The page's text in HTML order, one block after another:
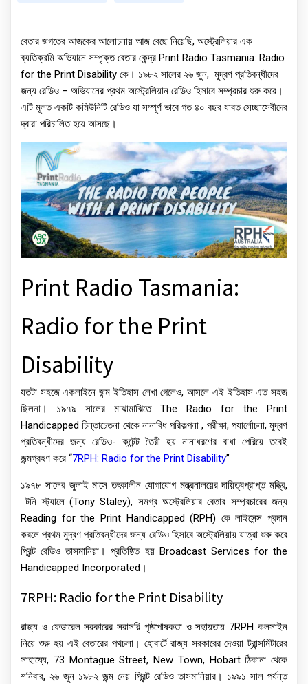
বেতার জগতের আজকের আলোচনায় আজ বেছে নিয়েছি, অস্ট্রেলিয়ার এক
ব্যতিক্রমি অভিযানে সম্পৃক্ত বেতার কেন্দ্র Print Radio Tasmania: Radio
for the Print Disability কে। ১৯৮২ সালের ২৬ জুন, মুদ্রণ প্রতিবন্ধীদের
জন্য রেডিও – অভিযানের প্রথম অস্ট্রেলিয়ান রেডিও হিসাবে সম্প্রচার শুরু করে।
এটি মূলত একটি কমিউনিটি রেডিও যা সম্পূর্ণ ভাবে গত ৪০ বছর যাবত সেচ্ছাসেবীদের
দ্বারা পরিচালিত হয়ে আসছে।
Print Radio Tasmania:
Radio for the Print
Disability
যতটা সহজে একলাইনে জন্ম ইতিহাস লেখা গেলেও, আসলে এই ইতিহাস এত সহজ
ছিলনা। ১৯৭৯ সালের মাঝামাঝিতে The Radio for the Print
Handicapped চিন্তাচেতনা থেকে নানাবিধ পরিকল্পনা , পরীক্ষা, পযার্লোচনা, মুদ্রণ
প্রতিবন্ধীদের জন্য রেডিও- কন্টেন্ট তৈরী হয় নানাধরণের বাধা পেরিয়ে তবেই
জন্মগ্রহণ করে “7RPH: Radio for the Print Disability”
১৯৭৮ সালের জুলাই মাসে তৎকালীন যোগাযোগ মন্ত্রনালয়ের দায়িত্বপ্রাপ্ত মন্ত্রি,
টনি স্ট্যালে (Tony Staley), সমগ্র অস্ট্রেলিয়ার বেতার সম্প্রচারের জন্য
Reading for the Print Handicapped (RPH) কে লাইসেন্স প্রদান
করলে প্রথম মুদ্রণ প্রতিবন্ধীদের জন্য রেডিও হিসাবে অস্ট্রেলিয়ায় যাত্রা শুরু করে
প্রিন্ট রেডিও তাসমানিয়া। প্রতিষ্ঠিত হয় Broadcast Services for the
Handicapped Incorporated।
7RPH: Radio for the Print Disability
রাজ্য ও ফেডারেল সরকারের সরাসরি পৃষ্ঠপোষকতা ও সহায়তায় 7RPH কলসাইন
নিয়ে শুরু হয় এই বেতারের পথচলা। হোবার্টে রাজ্য সরকারের দেওয়া ট্রান্সমিটারের
সাহায্যে, 73 Montague Street, New Town, Hobart ঠিকানা থেকে
শনিবার, ২৬ জুন ১৯৮২ জন্ম নেয় প্রিন্ট রেডিও তাসমানিয়ার। ১৯৯১ সাল পর্যন্ত